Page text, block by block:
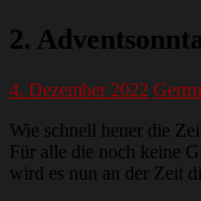
2.
4. Dezember 2022
Wie schnell heuer die
Für alle die noch keine
wird es nun an der Zeit